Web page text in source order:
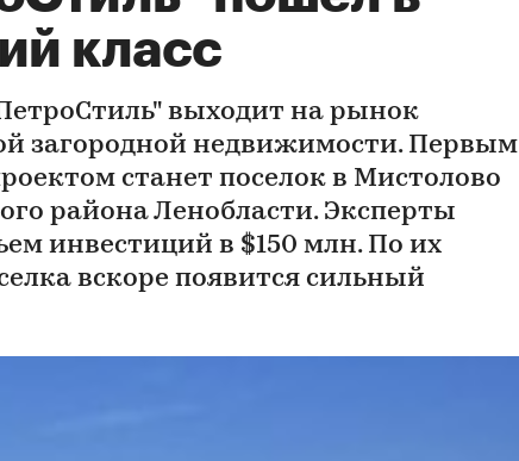
класс
выходит на рынок
загородной недвижимости. Первым
станет поселок в Мистолово
района Ленобласти. Эксперты
инвестиций в $150 млн. По их
вскоре появится сильный